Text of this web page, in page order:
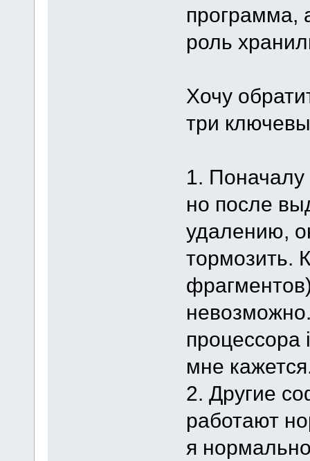
программа,
роль
Хочу
три
1.
но после
удалению,
тормозить.
процессора
мне
2. Другие
работают
я